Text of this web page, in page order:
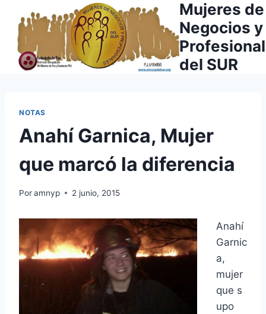
contenido
Mujeres de
Negocios y
del SUR
NOTAS
Anahí Garnica, Mujer
que marcó la diferencia
Poramnyp 2 junio, 2015
Anahí
Garnic
a,
mujer
que s
upo